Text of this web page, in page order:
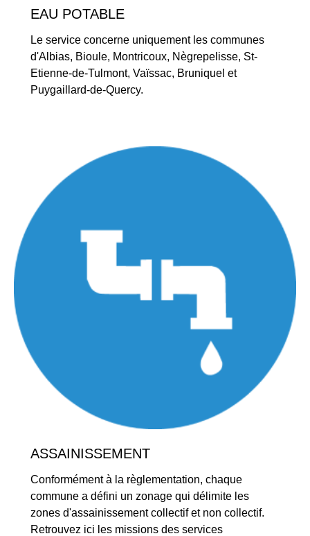
EAU POTABLE
Le service concerne uniquement les communes
d'Albias, Bioule, Montricoux, Nègrepelisse, St-
Etienne-de-Tulmont, Vaïssac, Bruniquel et
Puygaillard-de-Quercy.
ASSAINISSEMENT
Conformément à la règlementation, chaque
commune a défini un zonage qui délimite les
zones d'assainissement collectif et non collectif.
Retrouvez ici les missions des services